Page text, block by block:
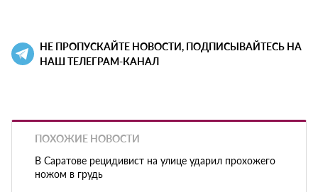
НЕ ПРОПУСКАЙТЕ НОВОСТИ, ПОДПИСЫВАЙТЕСЬ НА
НАШ ТЕЛЕГРАМ-КАНАЛ
ПОХОЖИЕ НОВОСТИ
В Саратове рецидивист на улице ударил прохожего
ножом в грудь